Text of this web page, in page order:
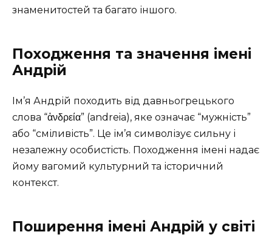
знаменитостей та багато іншого.
Походження та значення імені
Андрій
Ім’я Андрій походить від давньогрецького
слова “ἀνδρεία” (andreia), яке означає “мужність”
або “сміливість”. Це ім’я символізує сильну і
незалежну особистість. Походження імені надає
йому вагомий культурний та історичний
контекст.
Поширення імені Андрій у світі